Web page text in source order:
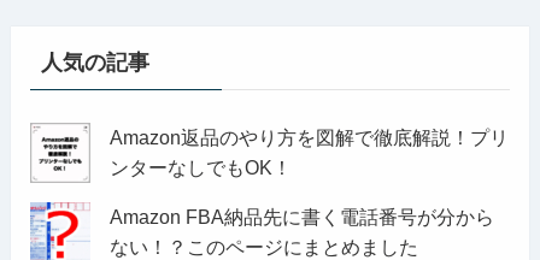
人気の記事
Amazon返品のやり方を図解で徹底解説！プリ
ンターなしでもOK！
Amazon FBA納品先に書く電話番号が分から
ない！？このページにまとめました